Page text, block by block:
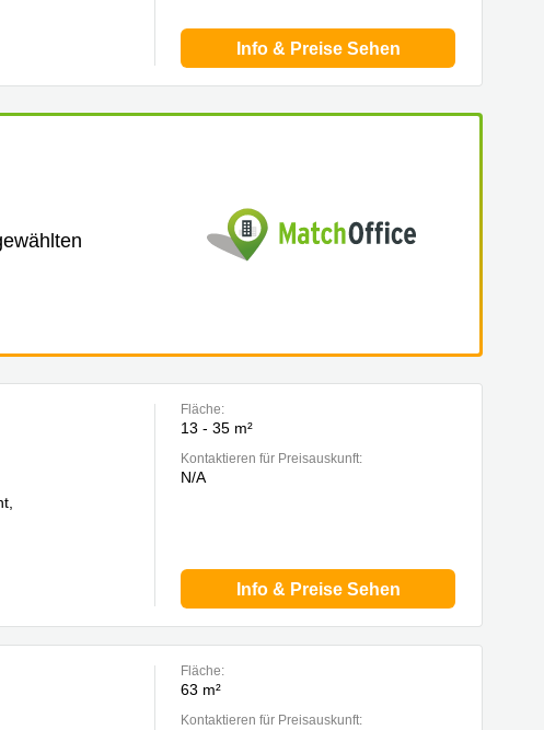
Info & Preise Sehen
Fläche:
13 - 35 m²
Kontaktieren für Preisauskunft:
N/A
Info & Preise Sehen
Fläche:
63 m²
Kontaktieren für Preisauskunft: